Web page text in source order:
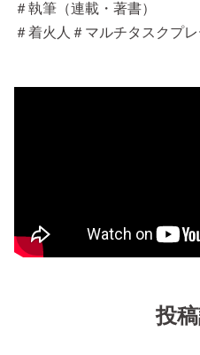
＃執筆（連載・著書）
＃着火人＃マルチタスクプ
投